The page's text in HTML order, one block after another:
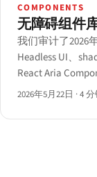
COMPONENTS
无障碍组件
我们审计了2026
Headless UI、
React Aria
盘契约和包体积
2026年5月22日 ·4